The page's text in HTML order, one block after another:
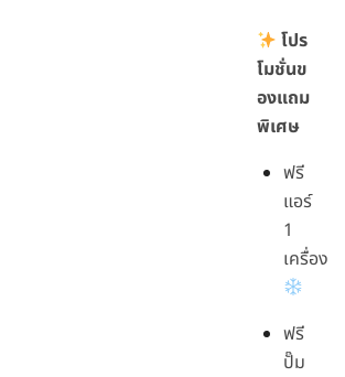
โปร
โมชั่นข
องแถม
พิเศษ
ฟรี
แอร์
1
เครื่อง
ฟรี
ปั๊ม